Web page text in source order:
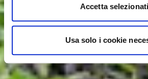
Accetta selezionati
Usa solo i cookie